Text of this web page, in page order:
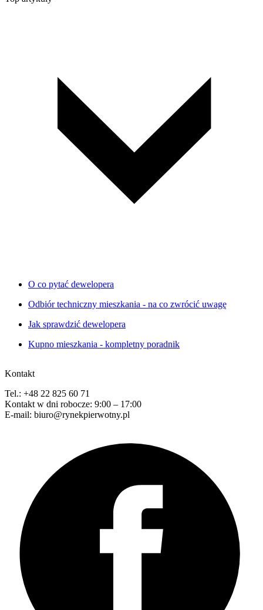
O co pytać dewelopera
Odbiór techniczny mieszkania - na co zwrócić uwagę
Jak sprawdzić dewelopera
Kupno mieszkania - kompletny poradnik
Kontakt
Tel.: +48 22 825 60 71
Kontakt w dni robocze: 9:00 – 17:00
E-mail: biuro@rynekpierwotny.pl